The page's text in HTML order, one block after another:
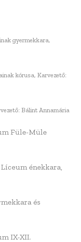
gyermekkara,
kórusa, Karvezető:
Bálint Annamária
Füle-Müle
énekkara,
és
IX-XII.